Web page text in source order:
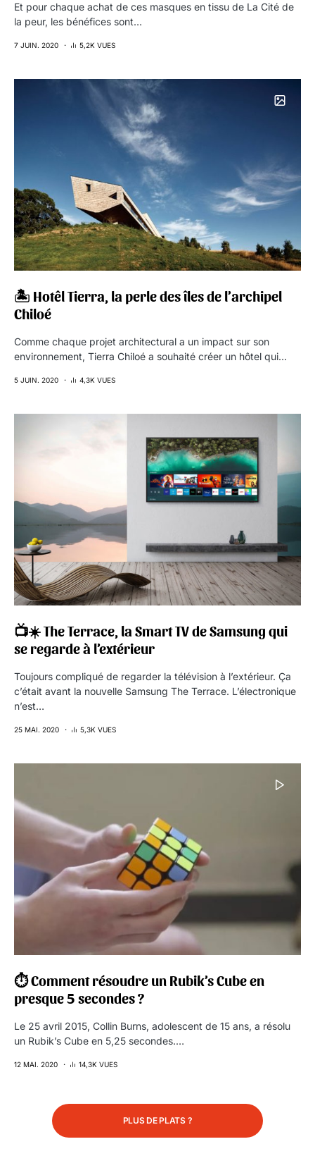
Et pour chaque achat de ces masques en tissu de La Cité de
la peur, les bénéfices sont…
7 JUIN. 2020 5,2K VUES
🏝 Hotêl Tierra, la perle des îles de l’archipel
Chiloé
Comme chaque projet architectural a un impact sur son
environnement, Tierra Chiloé a souhaité créer un hôtel qui…
5 JUIN. 2020 4,3K VUES
📺☀️ The Terrace, la Smart TV de Samsung qui
se regarde à l’extérieur
Toujours compliqué de regarder la télévision à l’extérieur. Ça
c’était avant la nouvelle Samsung The Terrace. L’électronique
n’est…
25 MAI. 2020 5,3K VUES
⏱ Comment résoudre un Rubik’s Cube en
presque 5 secondes ?
Le 25 avril 2015, Collin Burns, adolescent de 15 ans, a résolu
un Rubik’s Cube en 5,25 secondes.…
12 MAI. 2020 14,3K VUES
PLUS DE PLATS ?